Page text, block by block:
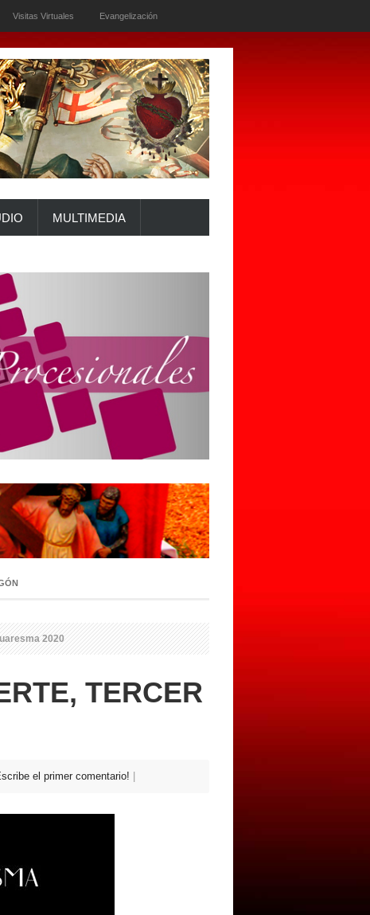
MULTIMEDIA
2020
TERCER
el primer comentario!
Visitas Virtuales Evangelización